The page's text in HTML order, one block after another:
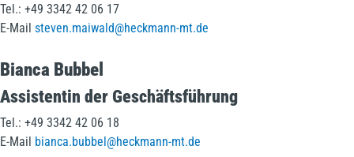
Tel.: +49 3342 42 06 17
E-Mail steven.maiwald@heckmann-mt.de
Bianca Bubbel
Assistentin der Geschäftsführung
Tel.: +49 3342 42 06 18
E-Mail bianca.bubbel@heckmann-mt.de